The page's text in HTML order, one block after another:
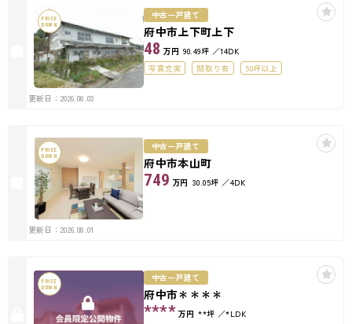
PRICE
DOWN
中古一戸建て
府中市上下町上下
48 万円 90.49坪
14DK
写真充実
間取り有 50坪以上
更新日：2026.08.03
PRICE
DOWN
中古一戸建て
府中市本山町
749 万円 30.05坪 4DK
更新日：2026.08.01
PRICE
DOWN
中古一戸建て
府中市＊＊＊＊
**** 万円 **坪
*LDK